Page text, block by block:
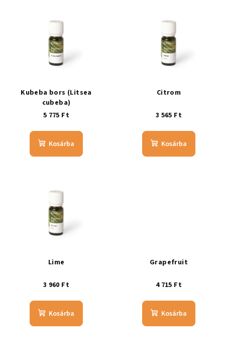
Kubeba bors (Litsea
cubeba)
5 775 Ft
Kosárba
Citrom
3 565 Ft
Kosárba
Lime
3 960 Ft
Kosárba
Grapefruit
4 715 Ft
Kosárba